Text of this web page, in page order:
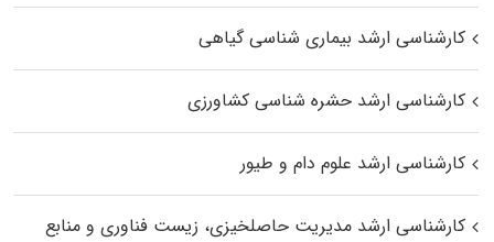
کارشناسی ارشد بیماری‌ شناسی گیاهی
کارشناسی ارشد حشره‌ شناسی کشاورزی
کارشناسی ارشد علوم دام و طیور
کارشناسی ارشد مدیریت حاصلخیزی، زیست فناوری و منابع